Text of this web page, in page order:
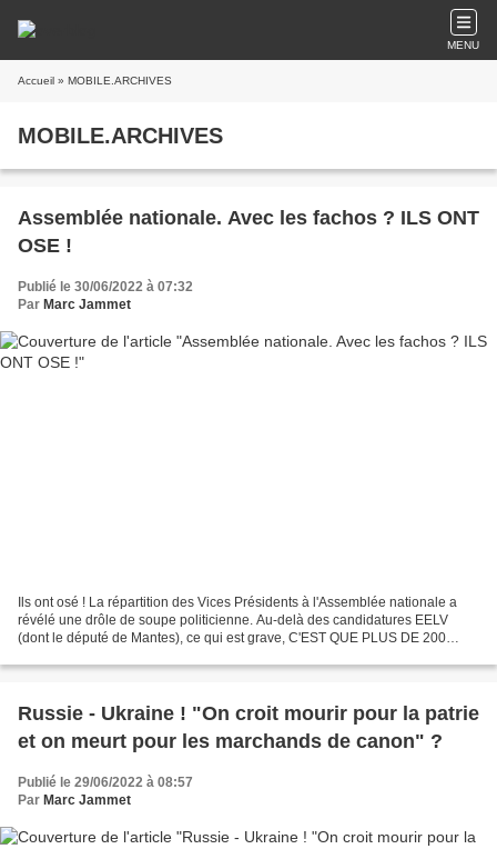
MENU
Accueil » MOBILE.ARCHIVES
MOBILE.ARCHIVES
Assemblée nationale. Avec les fachos ? ILS ONT
OSE !
Publié le 30/06/2022 à 07:32
Par Marc Jammet
Ils ont osé ! La répartition des Vices Présidents à l'Assemblée nationale a
révélé une drôle de soupe politicienne. Au-delà des candidatures EELV
(dont le député de Mantes), ce qui est grave, C'EST QUE PLUS DE 200
Russie - Ukraine ! "On croit mourir pour la patrie
et on meurt pour les marchands de canon" ?
Publié le 29/06/2022 à 08:57
Par Marc Jammet